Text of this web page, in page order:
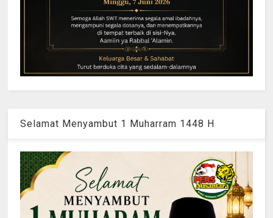
Selamat Menyambut 1 Muharram 1448 H